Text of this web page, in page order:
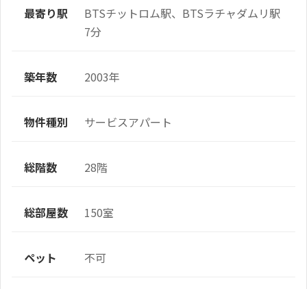
最寄り駅
BTSチットロム駅、BTSラチャダムリ駅
7分
築年数 2003年
物件種別 サービスアパート
総階数 28階
総部屋数 150室
ペット 不可